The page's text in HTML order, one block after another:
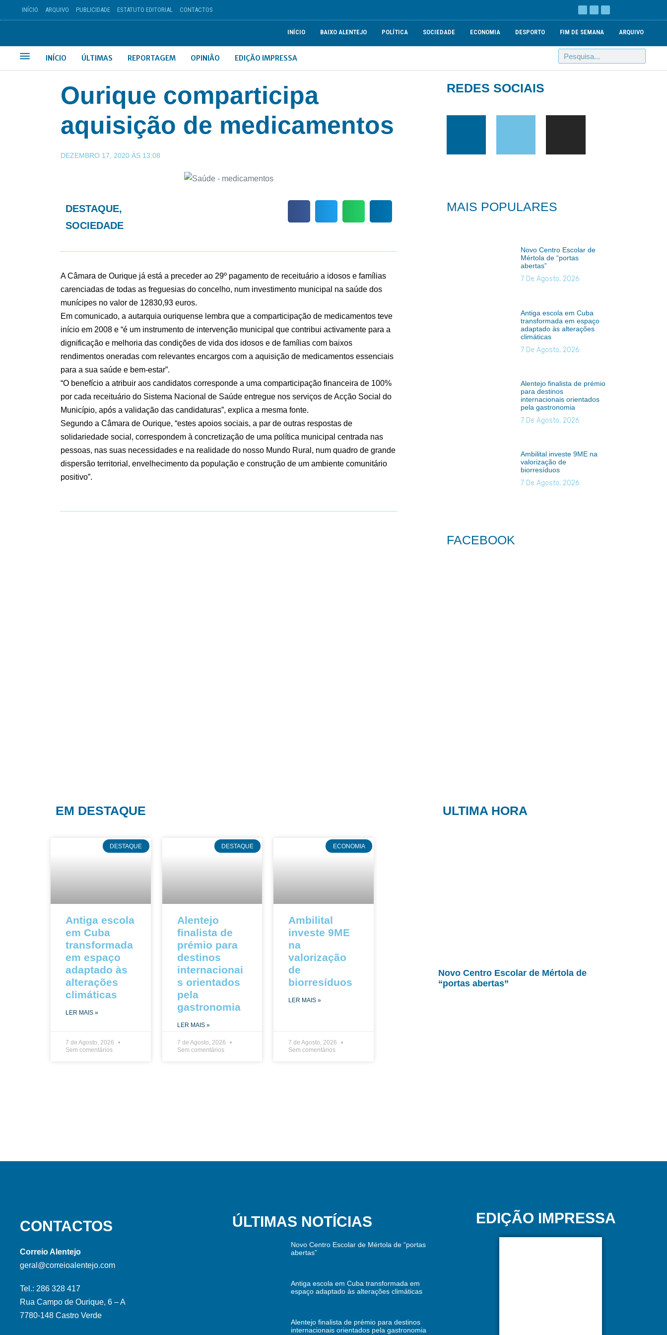
INÍCIO ARQUIVO PUBLICIDADE ESTATUTO EDITORIAL CONTACTOS
INÍCIO BAIXO ALENTEJO POLÍTICA SOCIEDADE ECONOMIA DESPORTO FIM DE SEMANA ARQUIVO
INÍCIO ÚLTIMAS REPORTAGEM OPINIÃO EDIÇÃO IMPRESSA
Ourique comparticipa
aquisição de medicamentos
DEZEMBRO 17, 2020 ÀS 13:08
DESTAQUE,
SOCIEDADE
A Câmara de Ourique já está a preceder ao 29º pagamento de receituário a idosos e famílias
carenciadas de todas as freguesias do concelho, num investimento municipal na saúde dos
munícipes no valor de 12830,93 euros.
Em comunicado, a autarquia ouriquense lembra que a comparticipação de medicamentos teve
início em 2008 e “é um instrumento de intervenção municipal que contribui activamente para a
dignificação e melhoria das condições de vida dos idosos e de famílias com baixos
rendimentos oneradas com relevantes encargos com a aquisição de medicamentos essenciais
para a sua saúde e bem-estar”.
“O benefício a atribuir aos candidatos corresponde a uma comparticipação financeira de 100%
por cada receituário do Sistema Nacional de Saúde entregue nos serviços de Acção Social do
Município, após a validação das candidaturas”, explica a mesma fonte.
Segundo a Câmara de Ourique, “estes apoios sociais, a par de outras respostas de
solidariedade social, correspondem à concretização de uma política municipal centrada nas
pessoas, nas suas necessidades e na realidade do nosso Mundo Rural, num quadro de grande
dispersão territorial, envelhecimento da população e construção de um ambiente comunitário
positivo”.
REDES SOCIAIS
MAIS POPULARES
Novo Centro Escolar de
Mértola de “portas
abertas”
7 De Agosto, 2026
Antiga escola em Cuba
transformada em espaço
adaptado às alterações
climáticas
7 De Agosto, 2026
Alentejo finalista de prémio
para destinos
internacionais orientados
pela gastronomia
7 De Agosto, 2026
Ambilital investe 9ME na
valorização de
biorresíduos
7 De Agosto, 2026
FACEBOOK
EM DESTAQUE ULTIMA HORA
DESTAQUE
Antiga escola
em Cuba
transformada
em espaço
adaptado às
alterações
climáticas
LER MAIS »
7 de Agosto, 2026
Sem comentários
DESTAQUE
Alentejo
finalista de
prémio para
destinos
internacionai
s orientados
pela
gastronomia
LER MAIS »
7 de Agosto, 2026
Sem comentários
ECONOMIA
Ambilital
investe 9ME
na
valorização
de
biorresíduos
LER MAIS »
7 de Agosto, 2026
Sem comentários
Novo Centro Escolar de Mértola de
“portas abertas”
CONTACTOS
Correio Alentejo
geral@correioalentejo.com
Tel.: 286 328 417
Rua Campo de Ourique, 6 – A
7780-148 Castro Verde
ÚLTIMAS NOTÍCIAS
Novo Centro Escolar de Mértola de “portas
abertas”
Antiga escola em Cuba transformada em
espaço adaptado às alterações climáticas
Alentejo finalista de prémio para destinos
internacionais orientados pela gastronomia
EDIÇÃO IMPRESSA